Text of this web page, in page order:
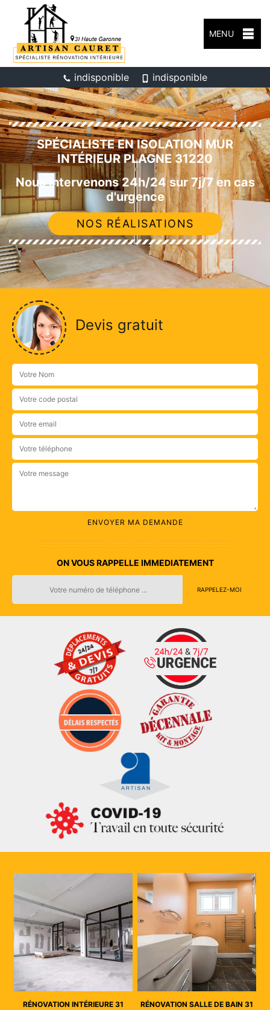
MENU
indisponible indisponible
SPÉCIALISTE EN ISOLATION MUR
INTÉRIEUR PLAGNE 31220
Nous intervenons 24h/24 sur 7j/7 en cas
d'urgence
NOS RÉALISATIONS
Devis gratuit
ON VOUS RAPPELLE IMMEDIATEMENT
RÉNOVATION INTÉRIEURE 31 RÉNOVATION SALLE DE BAIN 31